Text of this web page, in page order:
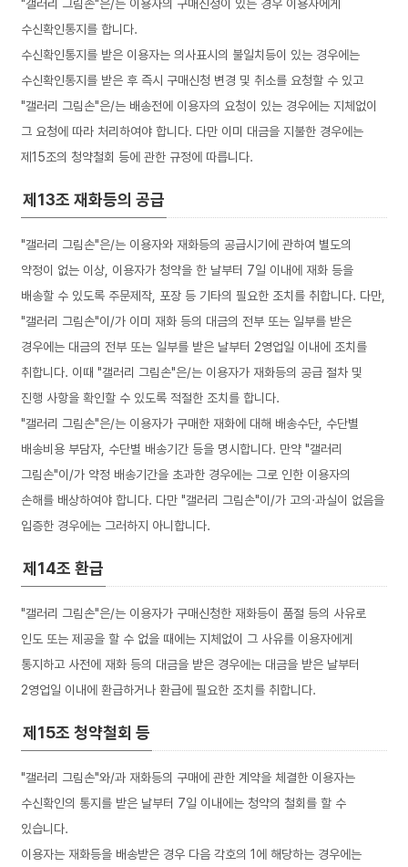
"갤러리 그림손"은/는 이용자의 구매신청이 있는 경우 이용자에게
수신확인통지를 합니다.
수신확인통지를 받은 이용자는 의사표시의 불일치등이 있는 경우에는
수신확인통지를 받은 후 즉시 구매신청 변경 및 취소를 요청할 수 있고
"갤러리 그림손"은/는 배송전에 이용자의 요청이 있는 경우에는 지체없이
그 요청에 따라 처리하여야 합니다. 다만 이미 대금을 지불한 경우에는
제15조의 청약철회 등에 관한 규정에 따릅니다.
제13조 재화등의 공급
"갤러리 그림손"은/는 이용자와 재화등의 공급시기에 관하여 별도의
약정이 없는 이상, 이용자가 청약을 한 날부터 7일 이내에 재화 등을
배송할 수 있도록 주문제작, 포장 등 기타의 필요한 조치를 취합니다. 다만,
"갤러리 그림손"이/가 이미 재화 등의 대금의 전부 또는 일부를 받은
경우에는 대금의 전부 또는 일부를 받은 날부터 2영업일 이내에 조치를
취합니다. 이때 "갤러리 그림손"은/는 이용자가 재화등의 공급 절차 및
진행 사항을 확인할 수 있도록 적절한 조치를 합니다.
"갤러리 그림손"은/는 이용자가 구매한 재화에 대해 배송수단, 수단별
배송비용 부담자, 수단별 배송기간 등을 명시합니다. 만약 "갤러리
그림손"이/가 약정 배송기간을 초과한 경우에는 그로 인한 이용자의
손해를 배상하여야 합니다. 다만 "갤러리 그림손"이/가 고의·과실이 없음을
입증한 경우에는 그러하지 아니합니다.
제14조 환급
"갤러리 그림손"은/는 이용자가 구매신청한 재화등이 품절 등의 사유로
인도 또는 제공을 할 수 없을 때에는 지체없이 그 사유를 이용자에게
통지하고 사전에 재화 등의 대금을 받은 경우에는 대금을 받은 날부터
2영업일 이내에 환급하거나 환급에 필요한 조치를 취합니다.
제15조 청약철회 등
"갤러리 그림손"와/과 재화등의 구매에 관한 계약을 체결한 이용자는
수신확인의 통지를 받은 날부터 7일 이내에는 청약의 철회를 할 수
있습니다.
이용자는 재화등을 배송받은 경우 다음 각호의 1에 해당하는 경우에는